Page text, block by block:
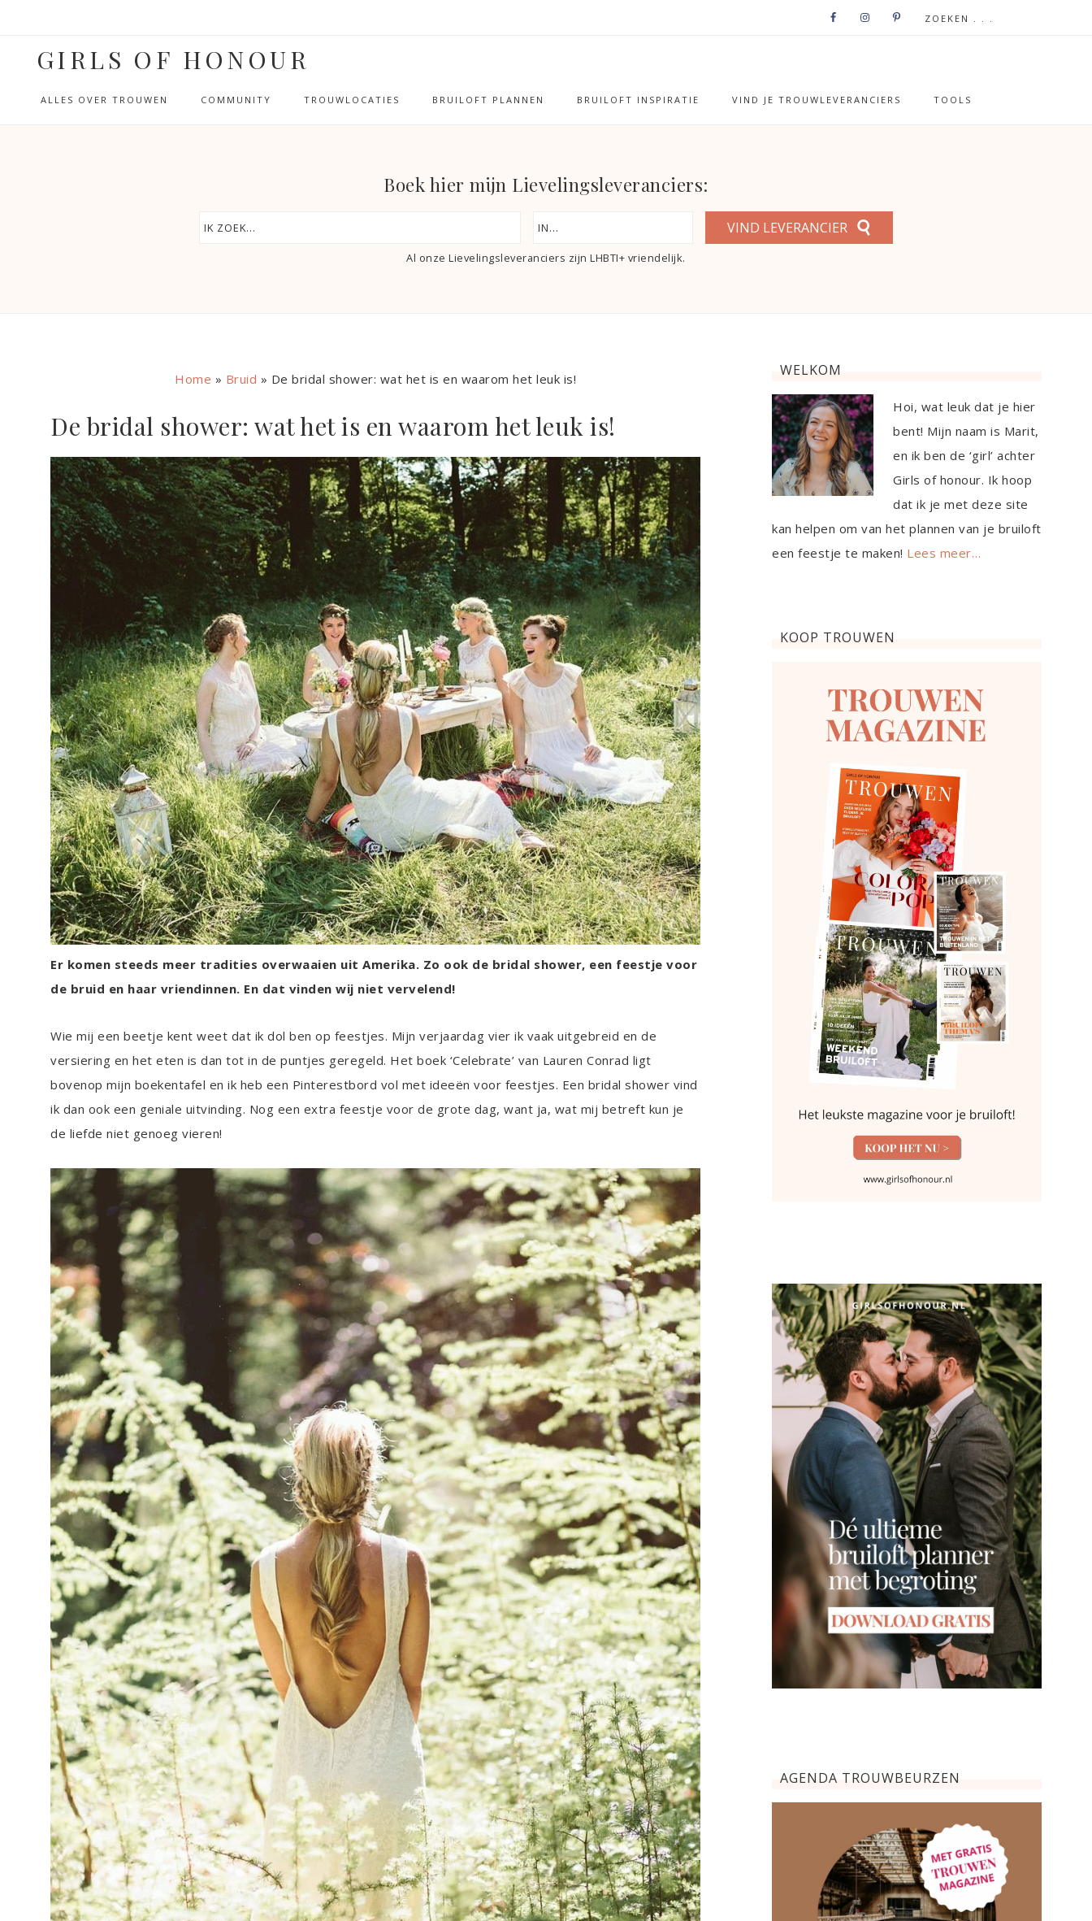
GIRLS OF HONOUR
ALLES OVER TROUWEN COMMUNITY TROUWLOCATIES BRUILOFT PLANNEN BRUILOFT INSPIRATIE VIND JE TROUWLEVERANCIERS TOOLS
Boek hier mijn Lievelingsleveranciers:
VIND LEVERANCIER
Al onze Lievelingsleveranciers zijn LHBTI+ vriendelijk.
Home » Bruid » De bridal shower: wat het is en waarom het leuk is!
De bridal shower: wat het is en waarom het leuk is!
Er komen steeds meer tradities overwaaien uit Amerika. Zo ook de bridal shower, een feestje voor
de bruid en haar vriendinnen. En dat vinden wij niet vervelend!
Wie mij een beetje kent weet dat ik dol ben op feestjes. Mijn verjaardag vier ik vaak uitgebreid en de
versiering en het eten is dan tot in de puntjes geregeld. Het boek ‘Celebrate’ van Lauren Conrad ligt
bovenop mijn boekentafel en ik heb een Pinterestbord vol met ideeën voor feestjes. Een bridal shower vind
ik dan ook een geniale uitvinding. Nog een extra feestje voor de grote dag, want ja, wat mij betreft kun je
de liefde niet genoeg vieren!
WELKOM
Hoi, wat leuk dat je hier
bent! Mijn naam is Marit,
en ik ben de ‘girl’ achter
Girls of honour. Ik hoop
dat ik je met deze site
kan helpen om van het plannen van je bruiloft
een feestje te maken! Lees meer…
KOOP TROUWEN
AGENDA TROUWBEURZEN